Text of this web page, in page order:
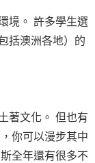
境。 許多學生選
括澳洲各地）的
著文化。 但也有
你可以漫步其中
全年還有很多不